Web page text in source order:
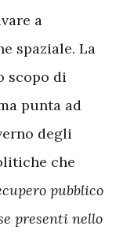
a
spaziale. La
scopo di
punta ad
degli
che
pubblico
presenti nello